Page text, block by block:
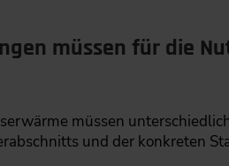
müssen für die
müssen
und der konkreten